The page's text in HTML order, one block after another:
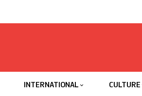
INTERNATIONAL CULTURE